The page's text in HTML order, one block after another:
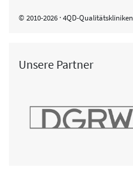
© 2010-2026 · 4QD-
Unsere Partner